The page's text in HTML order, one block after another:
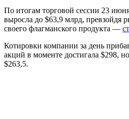
По итогам торговой сессии 23
выросла до $63,9 млрд, превзойдя
своего флагманского продукта —
Котировки компании за день
акций в моменте достигала $298,
$263,5.